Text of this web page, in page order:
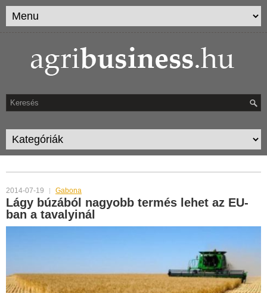
2014-07-19 Gabona
Lágy búzából nagyobb termés lehet az EU-
ban a tavalyinál